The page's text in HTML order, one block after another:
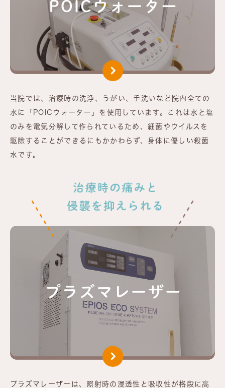
当院では、治療時の洗浄、うがい、手洗いなど院内全ての
水に「POICウォーター」を使用しています。これは水と塩
のみを電気分解して作られているため、細菌やウイルスを
駆除することができるにもかかわらず、身体に優しい殺菌
水です。
プラズマレーザーは、照射時の浸透性と吸収性が格段に高